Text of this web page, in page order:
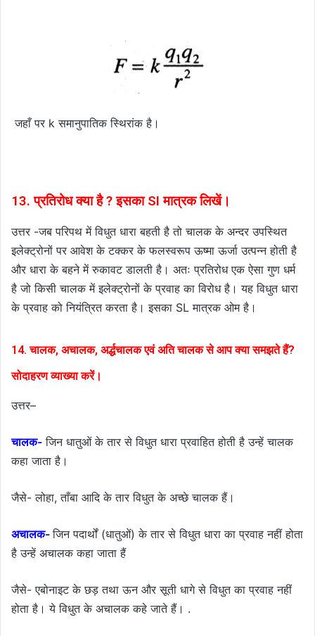
जहाँ पर k समानुपातिक स्थिरांक है।
13. प्रतिरोध क्या है ? इसका SI मात्रक लिखें।
उत्तर -जब परिपथ में विधुत धारा बहती है तो चालक के अन्दर उपस्थित
इलेक्ट्रोनों पर आवेश के टक्कर के फलस्वरूप ऊष्मा ऊर्जा उत्पन्न होती है
और धारा के बहने में रुकावट डालती है। अतः प्रतिरोध एक ऐसा गुण धर्म
है जो किसी चालक में इलेक्ट्रोनों के प्रवाह का विरोध है। यह विधुत धारा
के प्रवाह को नियंत्रित करता है। इसका SL मात्रक ओम है।
14. चालक, अचालक, अर्द्धचालक एवं अति चालक से आप क्यासमझते हैं?
सोदाहरण व्याख्या करें।
उत्तर–
चालक- जिन धातुओं के तार से विधुत धारा प्रवाहित होती है उन्हें चालक
कहा जाता है।
जैसे- लोहा, ताँबा आदि के तार विधुत के अच्छे चालक हैं।
अचालक-जिन पदार्थों (धातुओं) के तार से विधुत धारा का प्रवाह नहीं होता
है उन्हें अचालक कहा जाता हैं
जैसे- एबोनाइट के छड़ तथा ऊन और सूती धागे से विधुत का प्रवाह नहीं
होता है। ये विधुत के अचालक कहे जाते हैं। .